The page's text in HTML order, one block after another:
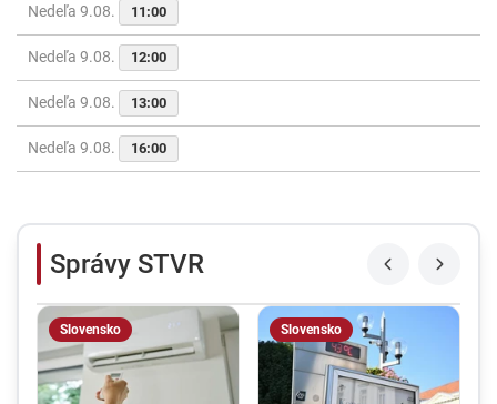
Nedeľa 9.08. 11:00
Nedeľa 9.08. 12:00
Nedeľa 9.08. 13:00
Nedeľa 9.08. 16:00
Správy STVR
Slovensko Slovensko